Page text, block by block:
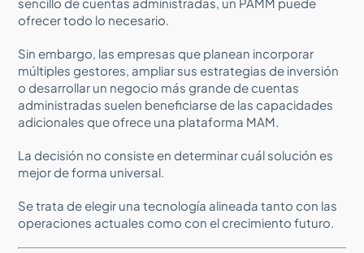
ofrecer todo lo necesario.
Sin embargo, las empresas que planean incorporar
múltiples gestores, ampliar sus estrategias de inversión
o desarrollar un negocio más grande de cuentas
administradas suelen beneficiarse de las capacidades
adicionales que ofrece una plataforma MAM.
La decisión no consiste en determinar cuál solución es
mejor de forma universal.
Se trata de elegir una tecnología alineada tanto con las
operaciones actuales como con el crecimiento futuro.